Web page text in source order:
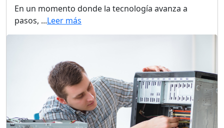
En un momento donde la tecnología avanza a
pasos, ...Leer más